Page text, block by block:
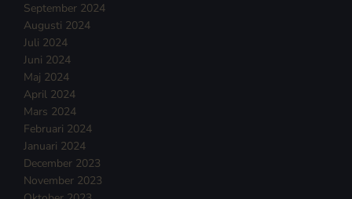
September 2024
Augusti 2024
Juli 2024
Juni 2024
Maj 2024
April 2024
Mars 2024
Februari 2024
Januari 2024
December 2023
November 2023